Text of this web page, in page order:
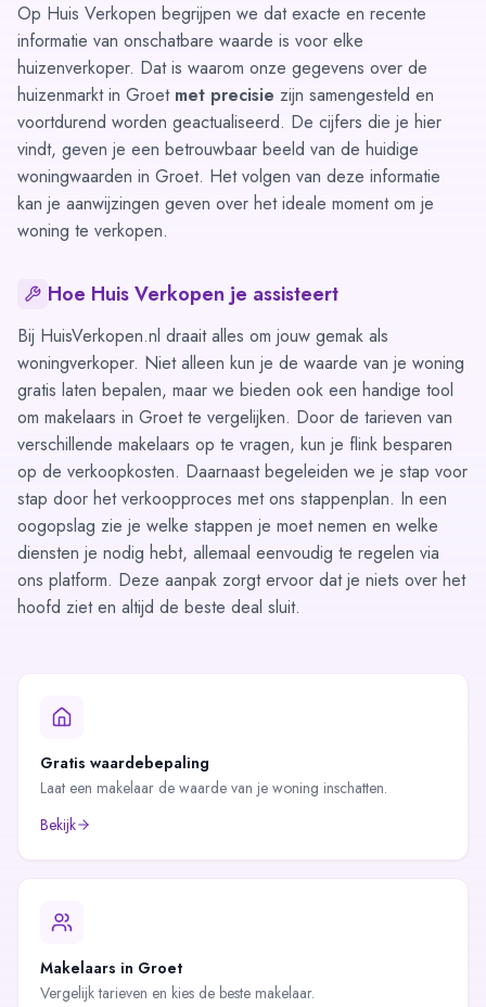
Op Huis Verkopen begrijpen we dat exacte en recente
informatie van onschatbare waarde is voor elke
huizenverkoper. Dat is waarom onze gegevens over de
huizenmarkt in Groet met precisie zijn samengesteld en
voortdurend worden geactualiseerd. De cijfers die je hier
vindt, geven je een betrouwbaar beeld van de huidige
woningwaarden in Groet. Het volgen van deze informatie
kan je aanwijzingen geven over het ideale moment om je
woning te verkopen.
Hoe Huis Verkopen je assisteert
Bij HuisVerkopen.nl draait alles om jouw gemak als
woningverkoper. Niet alleen kun je de waarde van je woning
gratis laten bepalen, maar we bieden ook een handige tool
om makelaars in Groet te vergelijken. Door de tarieven van
verschillende makelaars op te vragen, kun je flink besparen
op de verkoopkosten. Daarnaast begeleiden we je stap voor
stap door het verkoopproces met ons stappenplan. In een
oogopslag zie je welke stappen je moet nemen en welke
diensten je nodig hebt, allemaal eenvoudig te regelen via
ons platform. Deze aanpak zorgt ervoor dat je niets over het
hoofd ziet en altijd de beste deal sluit.
Gratis waardebepaling
Laat een makelaar de waarde van je woning inschatten.
Bekijk
Makelaars in Groet
Vergelijk tarieven en kies de beste makelaar.